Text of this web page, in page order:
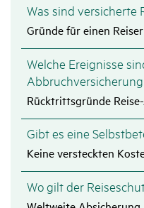
Was sind versicherte
Gründe für einen
Welche Ereignisse
Rücktrittsgründe
Gibt es eine
Keine versteckten
Wo gilt der